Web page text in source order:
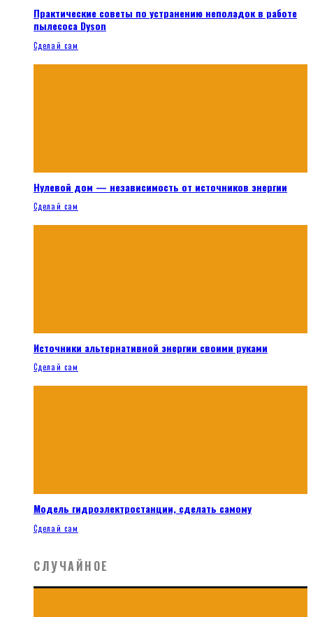
Практические советы по устранению неполадок в работе
пылесоса Dyson
Сделай сам
Нулевой дом — независимость от источников энергии
Сделай сам
Источники альтернативной энергии своими руками
Сделай сам
Модель гидроэлектростанции, сделать самому
Сделай сам
СЛУЧАЙНОЕ